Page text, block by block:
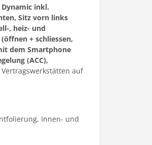
Dynamic inkl.
Sitz vorn links
, heiz- und
+ schliessen,
dem Smartphone
(ACC),
auf
Innen- und